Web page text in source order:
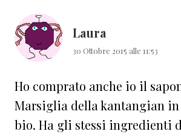
Laura
30 Ottobre 2015 alle 11:53
Ho comprato anche io il
Marsiglia della kantangian
bio. Ha gli stessi ingredienti